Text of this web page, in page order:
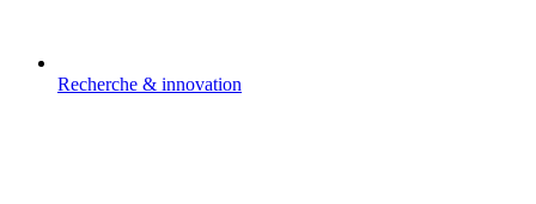
Recherche & innovation